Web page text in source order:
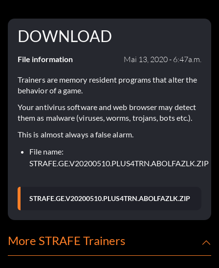
DOWNLOAD
File information Mai 13, 2020 - 6:47a.m.
Trainers are memory resident programs that alter the
behavior of a game.
Your antivirus software and web browser may detect
them as malware (viruses, worms, trojans, bots etc.).
This is almost always a false alarm.
File name:
STRAFE.GE.V20200510.PLUS4TRN.ABOLFAZLK.ZIP
STRAFE.GE.V20200510.PLUS4TRN.ABOLFAZLK.ZIP
More STRAFE Trainers